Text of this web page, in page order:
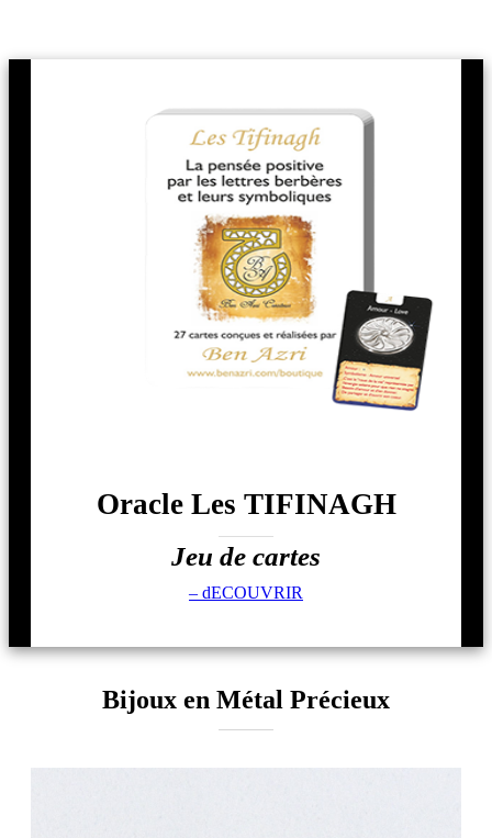
Oracle Les TIFINAGH
Jeu de cartes
– dECOUVRIR
Bijoux en Métal Précieux